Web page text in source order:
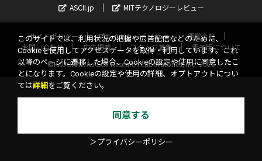
ASCII.jp
MITテクノロジーレビュー
サイトポリシー プライバシーポリシー
運営会社
お問い合わせ
広告掲載 スタッフ募集
電子版について
©KADOKAWA ASCII Research Laboratories, Inc. 2026
このサイトでは、利用状況の把握や広告配信などのために、
Cookieを使用してアクセスデータを取得・利用しています。これ
以降のページに遷移した場合、Cookieの設定や使用に同意したこ
とになります。Cookieの設定や使用の詳細、オプトアウトについ
ては詳細 をご覧ください。
同意する
＞プライバシーポリシー